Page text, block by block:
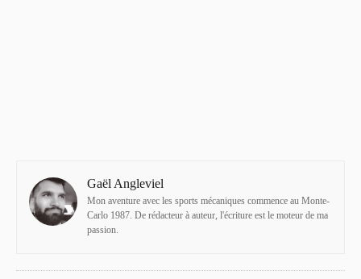
Gaël Angleviel
Mon aventure avec les sports mécaniques commence au Monte-
Carlo 1987. De rédacteur à auteur, l'écriture est le moteur de ma
passion.